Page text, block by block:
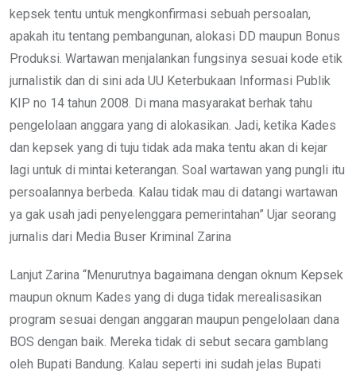
kepsek tentu untuk mengkonfirmasi sebuah persoalan,
apakah itu tentang pembangunan, alokasi DD maupun Bonus
Produksi. Wartawan menjalankan fungsinya sesuai kode etik
jurnalistik dan di sini ada UU Keterbukaan Informasi Publik
KIP no 14 tahun 2008. Di mana masyarakat berhak tahu
pengelolaan anggara yang di alokasikan. Jadi, ketika Kades
dan kepsek yang di tuju tidak ada maka tentu akan di kejar
lagi untuk di mintai keterangan. Soal wartawan yang pungli itu
persoalannya berbeda. Kalau tidak mau di datangi wartawan
ya gak usah jadi penyelenggara pemerintahan” Ujar seorang
jurnalis dari Media Buser Kriminal Zarina
Lanjut Zarina “Menurutnya bagaimana dengan oknum Kepsek
maupun oknum Kades yang di duga tidak merealisasikan
program sesuai dengan anggaran maupun pengelolaan dana
BOS dengan baik. Mereka tidak di sebut secara gamblang
oleh Bupati Bandung. Kalau seperti ini sudah jelas Bupati